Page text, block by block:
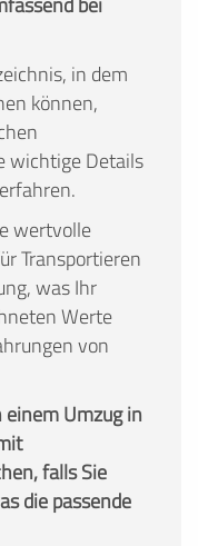
in dem
können,
wichtige Details
wertvolle
Transportieren
was Ihr
Werte
von
Umzug in
falls Sie
die passende